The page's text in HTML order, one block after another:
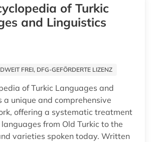
of Turkic
and Linguistics
FREI, DFG-GEFÖRDERTE LIZENZ
of Turkic Languages and
a unique and comprehensive
offering a systematic treatment
from Old Turkic to the
varieties spoken today. Written